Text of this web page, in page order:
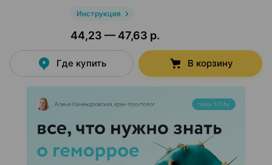
Инструкция
44,23 — 47,63 р.
Где купить В корзину